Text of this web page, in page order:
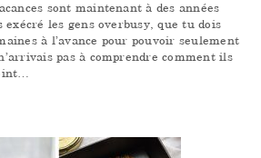
sont maintenant à des années
les gens overbusy, que tu dois
à l’avance pour pouvoir seulement
pas à comprendre comment ils